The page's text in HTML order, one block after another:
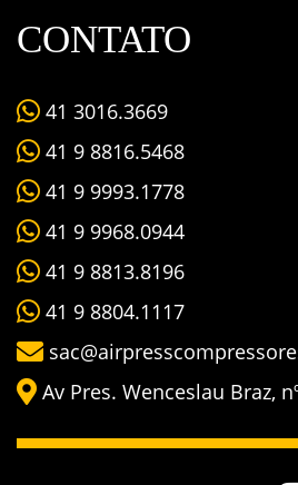
CONTATO
41 3016.3669
41 9 8816.5468
41 9 9993.1778
41 9 9968.0944
41 9 8813.8196
41 9 8804.1117
Av Pres. Wenceslau Braz,